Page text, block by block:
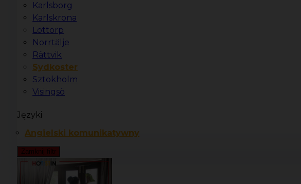
Karlsborg
Karlskrona
Löttorp
Norrtälje
Rättvik
Sydkoster
Sztokholm
Visingsö
Języki
Angielski komunikatywny
Zamknij filtr